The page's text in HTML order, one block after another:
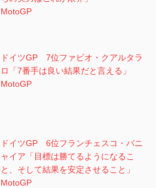
MotoGP
ドイツGP 7位ファビオ・クアルタラ
ロ「7番手は良い結果だと言える」
MotoGP
ドイツGP 6位フランチェスコ・バニ
ャイア「目標は勝てるようになるこ
と、そして結果を安定させること」
MotoGP